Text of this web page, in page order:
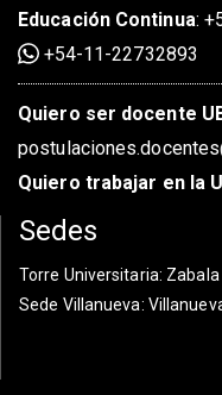
Educación Continua:
+54-11-22732893
Quiero ser docente
Quiero trabajar en la
Sedes
Torre Universitaria: Zabala
Sede Villanueva: